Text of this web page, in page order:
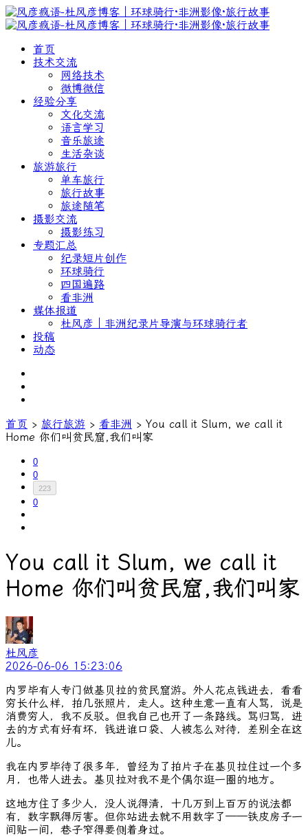
首页
技术交流
网络技术
微博微信
经验分享
文化交流
语言学习
音乐旅途
生活杂谈
旅游旅行
单车旅行
旅行故事
旅途随笔
摄影交流
摄影练习
专题汇总
纪录短片创作
环球骑行
四国遍路
看非洲
媒体报道
杜风彦｜非洲纪录片导演与环球骑行者
投稿
动态
首页 › 旅行旅游 › 看非洲 › You call it Slum, we call it
Home 你们叫贫民窟,我们叫家
0
0
223
0
You call it Slum, we call it
Home 你们叫贫民窟,我们叫家
杜风彦
2026-06-06 15:23:06
内罗毕有人专门做基贝拉的贫民窟游。外人花点钱进去，看看
穷长什么样，拍几张照片，走人。这种生意一直有人骂，说是
消费穷人，我不反驳。但我自己也开了一条路线。骂归骂，进
去的方式有好有坏，钱进谁口袋、人被怎么对待，差别全在这
儿。
我在内罗毕待了很多年，曾经为了拍片子在基贝拉住过一个多
月，也带人进去。基贝拉对我不是个偶尔逛一圈的地方。
这地方住了多少人，没人说得清，十几万到上百万的说法都
有，数字飘得厉害。但你站进去就不用数字了——铁皮房子一
间贴一间，巷子窄得要侧着身过。